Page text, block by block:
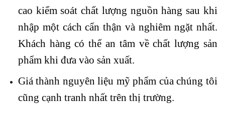
cao kiểm soát chất lượng nguồn hàng sau khi
nhập một cách cẩn thận và nghiêm ngặt nhất.
Khách hàng có thể an tâm về chất lượng sản
phẩm khi đưa vào sản xuất.
Giá thành nguyên liệu mỹ phẩm của chúng tôi
cũng cạnh tranh nhất trên thị trường.